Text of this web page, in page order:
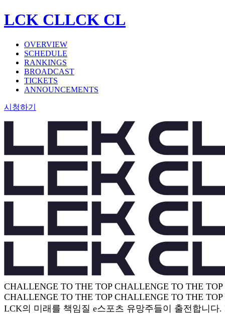
LCK CLLCK CL
OVERVIEW
SCHEDULE
RANKINGS
BROADCAST
TICKETS
ANNOUNCEMENTS
시청하기
CHALLENGE TO THE TOP CHALLENGE TO THE TOP
CHALLENGE TO THE TOP CHALLENGE TO THE TOP
LCK의 미래를 책임질 e스포츠 유망주들이 출전합니다.